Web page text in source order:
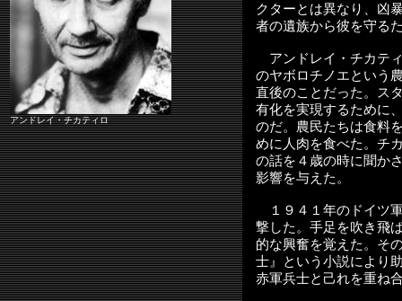
アンドレイ・チカティロ
クターとは異なり、凶
者の遺族から彼を守る
アンドレイ・チカテ
のヤボロチノエという
直後のことだった。ス
有化を実現するために
のだ。農民たちは食料
めに人肉を食べた。チ
の話を４歳の時に聞か
影響を与えた。
１９４１年のドイツ
撃した。手足を吹き飛
的な興奮を覚えた。そ
士』という小説により
赤軍兵士と己れを重ね